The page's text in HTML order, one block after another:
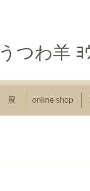
つわ羊 ﾖ
展 online shop